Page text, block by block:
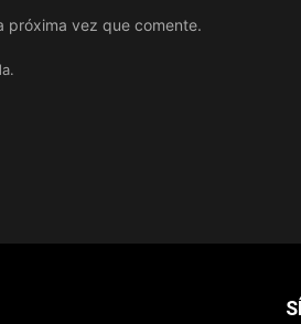
próxima vez que comente.